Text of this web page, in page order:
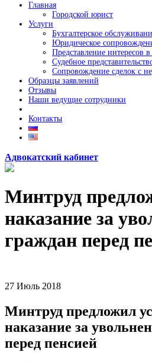
Главная
Городской юрист
Услуги
Бухгалтерское
Юридическое
Представление интересов
Судебное
Сопровождение сделок с
Образцы заявлений
Отзывы
Наши ведущие сотрудники
Контакты
Адвокатский кабинет
Минтруд
наказание за
граждан перед
27 Июль 2018
Минтруд предложил
наказание за
перед пенсией